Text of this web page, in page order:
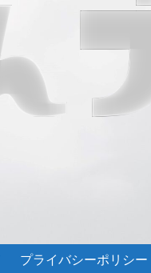
プライバシーポリシー